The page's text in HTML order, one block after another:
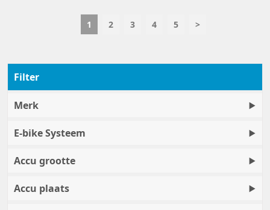
1 2 3 4 5 >
Filter
Merk
E-bike Systeem
Accu grootte
Accu plaats